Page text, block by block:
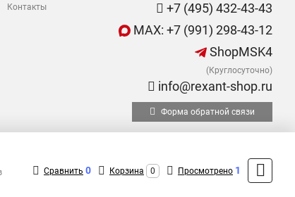
Контакты
+7 (495) 432-43-43
MAX: +7 (991) 298-43-12
ShopMSK4
(Круглосуточно)
info@rexant-shop.ru
Форма обратной связи
Сравнить 0 Корзина 0 Просмотрено 1